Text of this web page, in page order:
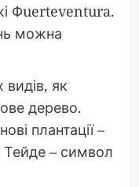
Фuerteventura.
можна
видів, як
дерево.
плантації –
Тейде – символ